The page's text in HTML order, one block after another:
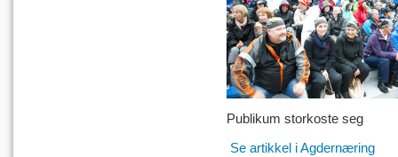
Publikum storkoste seg
Se artikkel i Agdernæring